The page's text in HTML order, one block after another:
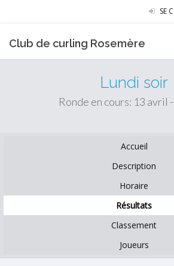
SE
Club de curling Rosemère
Lundi soir
Ronde en cours: 13 avril
Accueil
Description
Horaire
Résultats
Classement
Joueurs